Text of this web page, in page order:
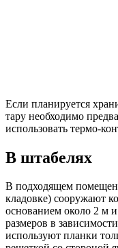
Если планируется
тару необходимо
использовать термо-
В штабелях
В подходящем
кладовке) сооружают
основанием около 2 м
размеров в
используют планки